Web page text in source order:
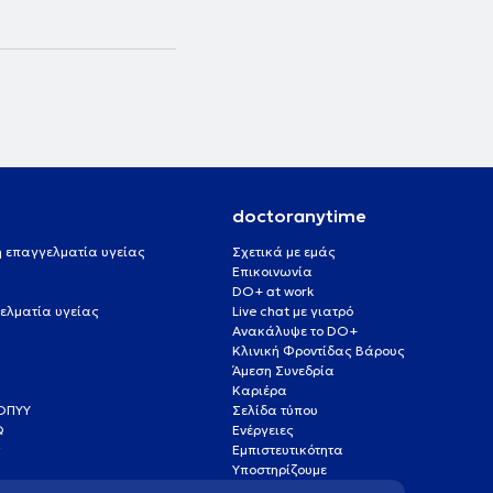
επαγγελματία υγείας
υγείας
doctoranytime
Σχετικά με εμάς
Επικοινωνία
DO+ at work
Live chat με γιατρό
Ανακάλυψε το DO+
Κλινική Φροντίδας Βάρους
Άμεση Συνεδρία
Καριέρα
Σελίδα τύπου
Ενέργειες
Εμπιστευτικότητα
Υποστηρίζουμε